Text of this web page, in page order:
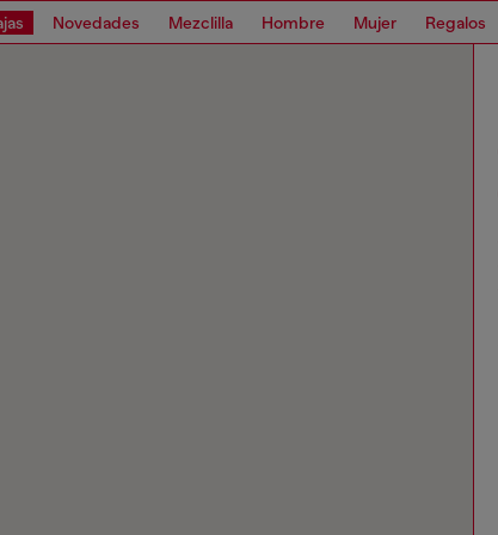
Novedades Mezclilla Hombre Mujer Regalos